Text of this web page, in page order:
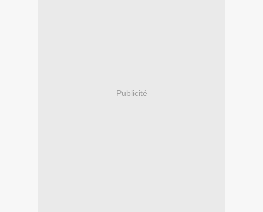
Publicité